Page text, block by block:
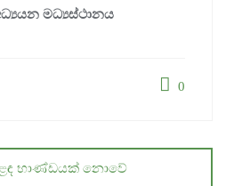
මධ්‍යස්ථානය
0
භාණ්ඩයක් නොවේ